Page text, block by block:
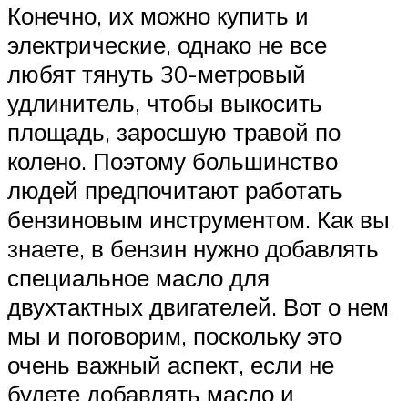
Конечно, их можно купить и
электрические, однако не все
любят тянуть 30-метровый
удлинитель, чтобы выкосить
площадь, заросшую травой по
колено. Поэтому большинство
людей предпочитают работать
бензиновым инструментом. Как вы
знаете, в бензин нужно добавлять
специальное масло для
двухтактных двигателей. Вот о нем
мы и поговорим, поскольку это
очень важный аспект, если не
будете добавлять масло и